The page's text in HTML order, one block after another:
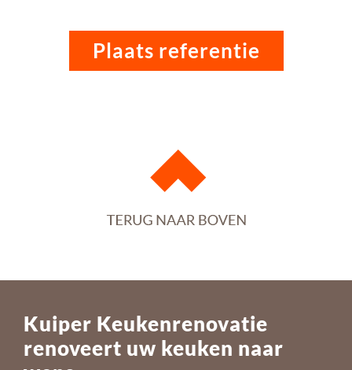
Plaats referentie
Kuiper Keukenrenovatie
renoveert uw keuken naar